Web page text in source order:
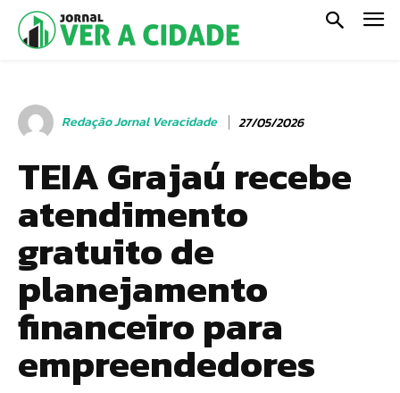
Redação Jornal Veracidade 27/05/2026
TEIA Grajaú recebe
atendimento
gratuito de
planejamento
financeiro para
empreendedores